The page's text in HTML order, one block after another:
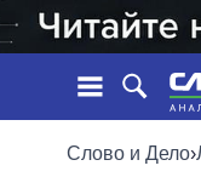
Слово и Дело›